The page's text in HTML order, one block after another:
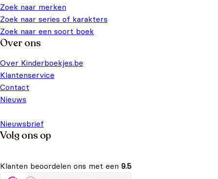
Zoek naar merken
Zoek naar series of karakters
Zoek naar een soort boek
Over ons
Over Kinderboekjes.be
Klantenservice
Contact
Nieuws
Nieuwsbrief
Volg ons op
Klanten beoordelen ons met een 9.5